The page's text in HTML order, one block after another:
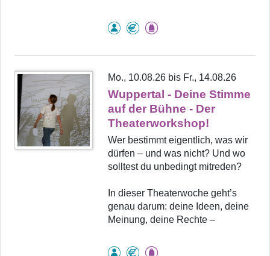
Mo., 10.08.26 bis Fr., 14.08.26
Wuppertal - Deine Stimme
auf der Bühne - Der
Theaterworkshop!
Wer bestimmt eigentlich, was wir
dürfen – und was nicht? Und wo
solltest du unbedingt mitreden?
In dieser Theaterwoche geht’s
genau darum: deine Ideen, deine
Meinung, deine Rechte –